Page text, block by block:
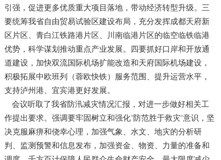
引强，促进更多优质重大项目落地，带动经济转型升级。三
要统筹我省自由贸易试验区建设布局，充分发挥成都天府新
区片区、青白江铁路港片区、川南临港片区的临空临铁临港
优势，科学谋划推动重点产业发展。四要抓好口岸和开放通
道建设，加快双流国际机场扩能改造和天府国际机场建设，
积极拓展中欧班列（蓉欧快铁）服务范围、提升运营水平，
支持泸州港、宜宾港更好发展。
会议听取了我省防汛减灾情况汇报，对进一步做好相关工
作提出要求。强调要牢固树立和强化“防范胜于救灾”意识，坚
决克服麻痹和侥幸心理，加强气象、水文、地灾的分析研
判、监测预警和信息发布，加强资金、物资、力量的准备和